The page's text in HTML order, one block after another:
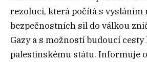
rezoluci, která počítá s
bezpečnostních sil do válkou
Gazy a s možností budoucí
palestinskému státu. Informuje